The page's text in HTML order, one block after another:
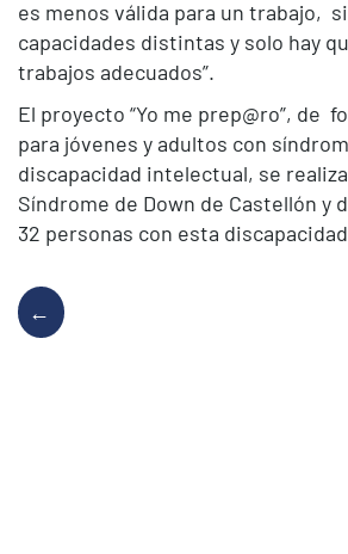
es menos válida para un trabajo,
capacidades distintas y solo hay
trabajos adecuados”.
El proyecto “Yo me prep@ro”, de
para jóvenes y adultos con
discapacidad intelectual, se
Síndrome de Down de Castellón y
32 personas con esta